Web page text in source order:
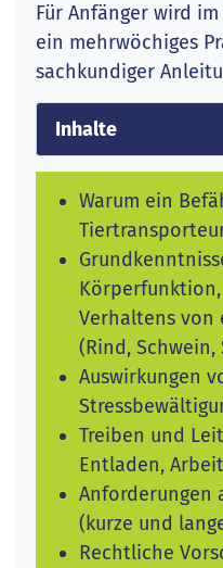
Für Anfänger wird
ein mehrwöchiges
sachkundiger
Inhalte
Warum ein
Verhaltens von
(Rind, Schwein,
Auswirkungen
Treiben und
Entladen,
Anforderungen
(kurze und
Rechtliche